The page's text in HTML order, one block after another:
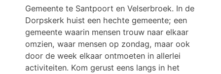
Gemeente te Santpoort en Velserbroek. In de
Dorpskerk huist een hechte gemeente; een
gemeente waarin mensen trouw naar elkaar
omzien, waar mensen op zondag, maar ook
door de week elkaar ontmoeten in allerlei
activiteiten. Kom gerust eens langs in het